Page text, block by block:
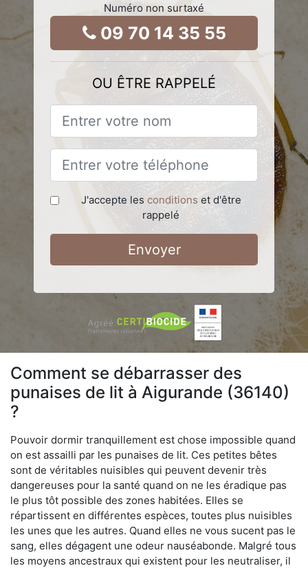
Numéro non surtaxé
09 70 14 35 55
OU ÊTRE RAPPELÉ
J'accepte les conditions et d'être
rappelé
Envoyer
Comment se débarrasser des
punaises de lit à Aigurande (36140)
?
Pouvoir dormir tranquillement est chose impossible quand
on est assailli par les punaises de lit. Ces petites bêtes
sont de véritables nuisibles qui peuvent devenir très
dangereuses pour la santé quand on ne les éradique pas
le plus tôt possible des zones habitées. Elles se
répartissent en différentes espèces, toutes plus nuisibles
les unes que les autres. Quand elles ne vous sucent pas le
sang, elles dégagent une odeur nauséabonde. Malgré tous
les moyens ancestraux qui existent pour les neutraliser, il